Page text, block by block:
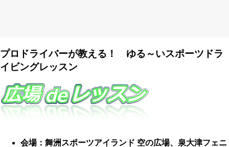
プロドライバーが教える！ ゆる～いスポーツドラ
イビングレッスン
会場：舞洲スポーツアイランド 空の広場、泉大津フェニ